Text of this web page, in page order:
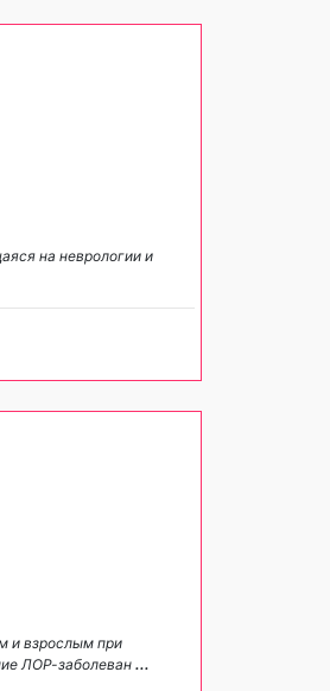
на неврологии и
и взрослым при
ЛОР-заболеван ...